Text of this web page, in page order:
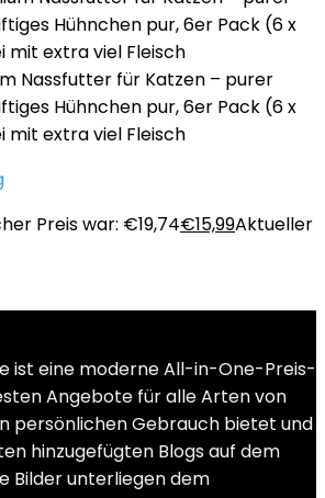
Nassfutter für Katzen – purer
Hühnchen pur, 6er Pack (6 x
extra viel Fleisch
Preis war: €19,74€15,99Aktueller
ist eine moderne All-in-One-Preis-
Angebote für alle Arten von
persönlichen Gebrauch bietet und
hinzugefügten Blogs auf dem
Bilder unterliegen dem